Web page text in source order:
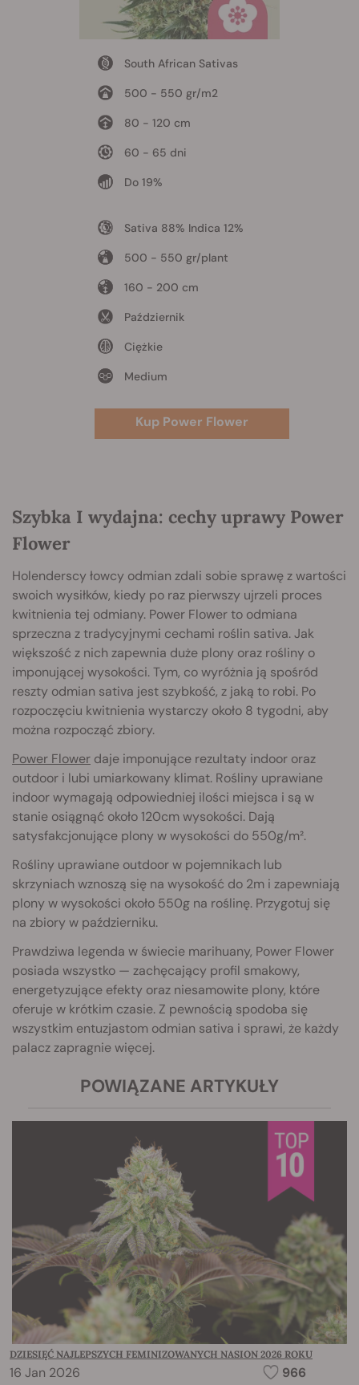
South African Sativas
500 - 550 gr/m2
80 - 120 cm
60 - 65 dni
Do 19%
Sativa 88% Indica 12%
500 - 550 gr/plant
160 - 200 cm
Październik
Ciężkie
Medium
Kup Power Flower
Szybka I wydajna: cechy uprawy Power
Flower
Holenderscy łowcy odmian zdali sobie sprawę z wartości
swoich wysiłków, kiedy po raz pierwszy ujrzeli proces
kwitnienia tej odmiany. Power Flower to odmiana
sprzeczna z tradycyjnymi cechami roślin sativa. Jak
większość z nich zapewnia duże plony oraz rośliny o
imponującej wysokości. Tym, co wyróżnia ją spośród
reszty odmian sativa jest szybkość, z jaką to robi. Po
rozpoczęciu kwitnienia wystarczy około 8 tygodni, aby
można rozpocząć zbiory.
Power Flower daje imponujące rezultaty indoor oraz
outdoor i lubi umiarkowany klimat. Rośliny uprawiane
indoor wymagają odpowiedniej ilości miejsca i są w
stanie osiągnąć około 120cm wysokości. Dają
satysfakcjonujące plony w wysokości do 550g/m².
Rośliny uprawiane outdoor w pojemnikach lub
skrzyniach wznoszą się na wysokość do 2m i zapewniają
plony w wysokości około 550g na roślinę. Przygotuj się
na zbiory w październiku.
Prawdziwa legenda w świecie marihuany, Power Flower
posiada wszystko — zachęcający profil smakowy,
energetyzujące efekty oraz niesamowite plony, które
oferuje w krótkim czasie. Z pewnością spodoba się
wszystkim entuzjastom odmian sativa i sprawi, że każdy
palacz zapragnie więcej.
POWIĄZANE ARTYKUŁY
DZIESIĘĆ NAJLEPSZYCH FEMINIZOWANYCH NASION 2026 ROKU
16 Jan 2026 966